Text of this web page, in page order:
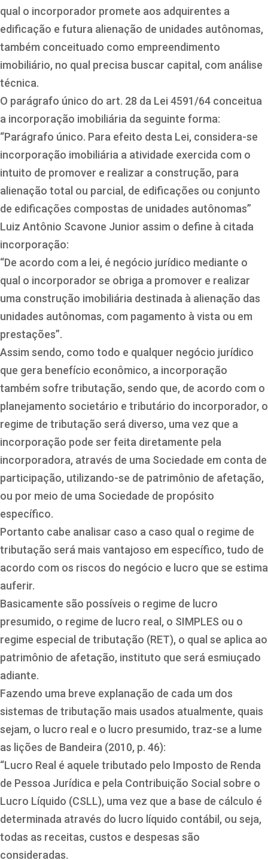
qual o incorporador promete aos adquirentes a
edificação e futura alienação de unidades autônomas,
também conceituado como empreendimento
imobiliário, no qual precisa buscar capital, com análise
técnica.
O parágrafo único do art. 28 da Lei 4591/64 conceitua
a incorporação imobiliária da seguinte forma:
“Parágrafo único. Para efeito desta Lei, considera-se
incorporação imobiliária a atividade exercida com o
intuito de promover e realizar a construção, para
alienação total ou parcial, de edificações ou conjunto
de edificações compostas de unidades autônomas”
Luiz Antônio Scavone Junior assim o define à citada
incorporação:
“De acordo com a lei, é negócio jurídico mediante o
qual o incorporador se obriga a promover e realizar
uma construção imobiliária destinada à alienação das
unidades autônomas, com pagamento à vista ou em
prestações”.
Assim sendo, como todo e qualquer negócio jurídico
que gera benefício econômico, a incorporação
também sofre tributação, sendo que, de acordo com o
planejamento societário e tributário do incorporador, o
regime de tributação será diverso, uma vez que a
incorporação pode ser feita diretamente pela
incorporadora, através de uma Sociedade em conta de
participação, utilizando-se de patrimônio de afetação,
ou por meio de uma Sociedade de propósito
específico.
Portanto cabe analisar caso a caso qual o regime de
tributação será mais vantajoso em específico, tudo de
acordo com os riscos do negócio e lucro que se estima
auferir.
Basicamente são possíveis o regime de lucro
presumido, o regime de lucro real, o SIMPLES ou o
regime especial de tributação (RET), o qual se aplica ao
patrimônio de afetação, instituto que será esmiuçado
adiante.
Fazendo uma breve explanação de cada um dos
sistemas de tributação mais usados atualmente, quais
sejam, o lucro real e o lucro presumido, traz-se a lume
as lições de Bandeira (2010, p. 46):
“Lucro Real é aquele tributado pelo Imposto de Renda
de Pessoa Jurídica e pela Contribuição Social sobre o
Lucro Líquido (CSLL), uma vez que a base de cálculo é
determinada através do lucro líquido contábil, ou seja,
todas as receitas, custos e despesas são
consideradas.